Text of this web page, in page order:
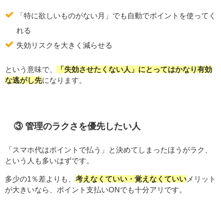
「特に欲しいものがない月」でも自動でポイントを使ってく
れる
失効リスクを大きく減らせる
という意味で、
「失効させたくない人」にとってはかなり有効
な逃がし先になります。
③ 管理のラクさを優先したい人
「スマホ代はポイントで払う」と決めてしまったほうがラク、
という人も多いはずです。
多少の1％差よりも、 考えなくていい・覚えなくていい メリット
が大きいなら、ポイント支払いONでも十分アリです。